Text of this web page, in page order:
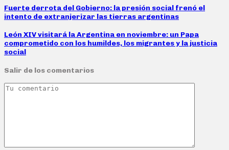
Fuerte derrota del Gobierno: la presión social frenó el
intento de extranjerizar las tierras argentinas
León XIV visitará la Argentina en noviembre: un Papa
comprometido con los humildes, los migrantes y la justicia
social
Salir de los comentarios